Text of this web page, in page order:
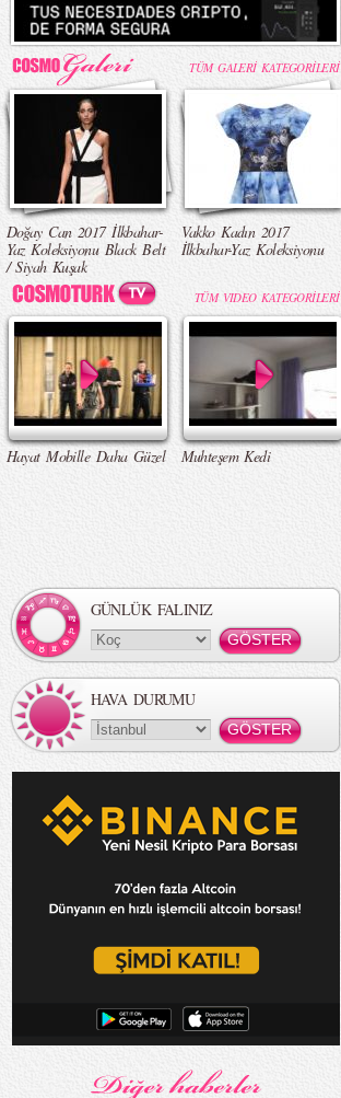
TÜM GALERİ KATEGORİLERİ
Doğay Can 2017 İlkbahar-
Yaz Koleksiyonu Black Belt
/ Siyah Kuşak
Vakko Kadın 2017
İlkbahar-Yaz Koleksiyonu
TÜM VIDEO KATEGORİLERİ
Hayat Mobille Daha Güzel Muhteşem Kedi
GÜNLÜK FALINIZ
HAVA DURUMU